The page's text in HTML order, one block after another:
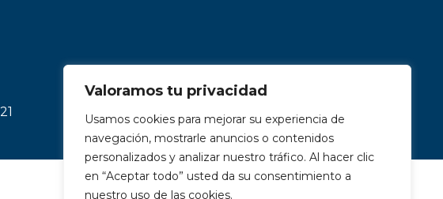
Valoramos tu privacidad
Usamos cookies para mejorar su experiencia de
navegación, mostrarle anuncios o contenidos
personalizados y analizar nuestro tráfico. Al hacer clic
en “Aceptar todo” usted da su consentimiento a
nuestro uso de las cookies.